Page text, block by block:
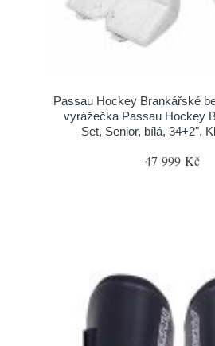
Passau Hockey Brankářské
vyrážečka Passau Hockey
Set, Senior, bílá, 34+2",
47 999 Kč